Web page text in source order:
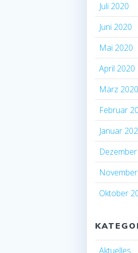
Juli 2020
Juni 2020
Mai 2020
April 2020
März 2020
Februar
Januar
Oktober
Aktuelles